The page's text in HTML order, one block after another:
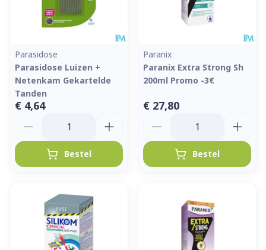
Parasidose
Parasidose Luizen +
Netenkam Gekartelde
Tanden
€ 4,64
Bestel
Paranix
Paranix Extra Strong Sh
200ml Promo -3€
€ 27,80
Bestel